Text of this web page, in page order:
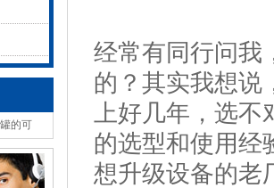
的可
经常有同行问我
的？其实我想说
上好几年，选不
的选型和使用经
想升级设备的老